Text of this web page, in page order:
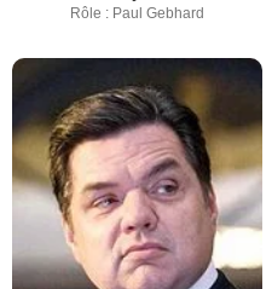
Rôle : Paul Gebhard